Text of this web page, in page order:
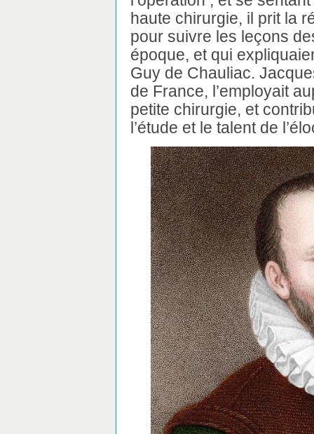
haute chirurgie, il prit la
pour suivre les leçons
époque, et qui
Guy de Chauliac.
de France, l’employait
petite chirurgie, et
l’étude et le talent de